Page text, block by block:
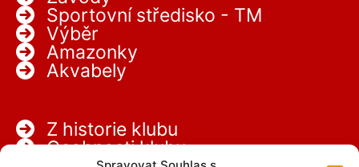
Sportovní středisko - TM
Výběr
Amazonky
Akvabely
Z historie klubu
Osobnosti klubu